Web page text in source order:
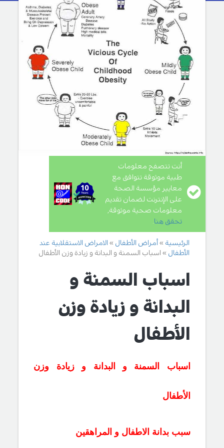
أنت تتصفح معلومات
طبية موثوقة تتوافق مع
معايير مؤسسة الصحة
على الإنترنت لضمان تقديم
معلومات صحية موثوقة,
تحقق هنا.
الرئيسية أمراض الأطفال
الامراض الاستقلابية عند
الأطفال
اسباب السمنة و البدانة و زيادة وزن الأطفال
اسباب السمنة و
البدانة و زيادة وزن
الأطفال
اسباب السمنة و البدانة و زيادة وزن
الأطفال
سبب بدانة الاطفال و المراهقين